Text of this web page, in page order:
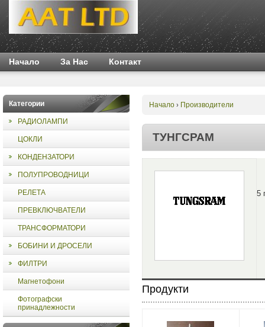
Начало За Нас Контакт
Категории
РАДИОЛАМПИ
ЦОКЛИ
КОНДЕНЗАТОРИ
ПОЛУПРОВОДНИЦИ
РЕЛЕТА
ПРЕВКЛЮЧВАТЕЛИ
ТРАНСФОРМАТОРИ
БОБИНИ И ДРОСЕЛИ
ФИЛТРИ
Магнетофони
Фотографски
принадлежности
Начало› Производители
ТУНГСРАМ
5
Продукти